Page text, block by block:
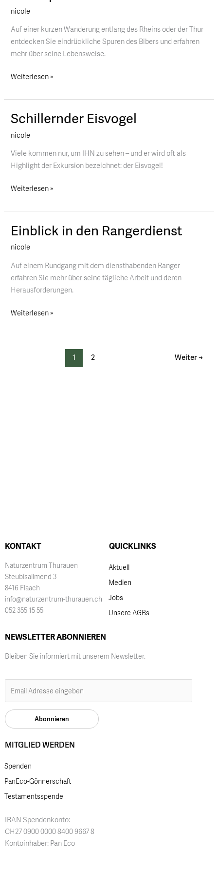
nicole
Auf einer kurzen Wanderung entlang des Rheins oder der Thur
entdecken Sie eindrückliche Spuren des Bibers und erfahren
mehr über seine Lebensweise.
Weiterlesen »
Schillernder Eisvogel
nicole
Viele kommen nur, um IHN zu sehen – und er wird oft als
Highlight der Exkursion bezeichnet: der Eisvogel!
Schillernder
Weiterlesen »
Einblick in den Rangerdienst
nicole
Auf einem Rundgang mit dem diensthabenden Ranger
erfahren Sie mehr über seine tägliche Arbeit und deren
Herausforderungen.
Einblick
den
Rangerdienst
Weiterlesen »
1 2 Weiter→
KONTAKT
Naturzentrum Thurauen
Steubisallmend 3
8416 Flaach
info@naturzentrum-thurauen.ch
052 355 15 55
QUICKLINKS
Aktuell
Medien
Jobs
Unsere AGBs
NEWSLETTER ABONNIEREN
Bleiben Sie informiert mit unserem Newsletter.
MITGLIED WERDEN
Spenden
PanEco-Gönnerschaft
Testamentsspende
IBAN Spendenkonto:
CH27 0900 0000 8400 9667 8
Kontoinhaber: Pan Eco